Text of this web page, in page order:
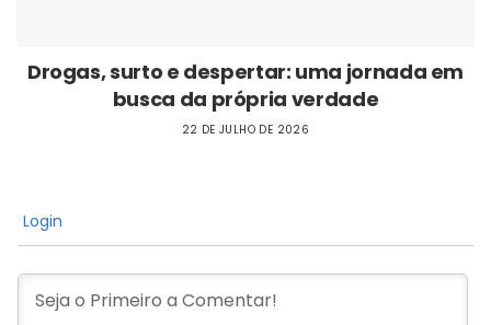
Drogas, surto e despertar: uma jornada em
busca da própria verdade
22 DE JULHO DE 2026
Login